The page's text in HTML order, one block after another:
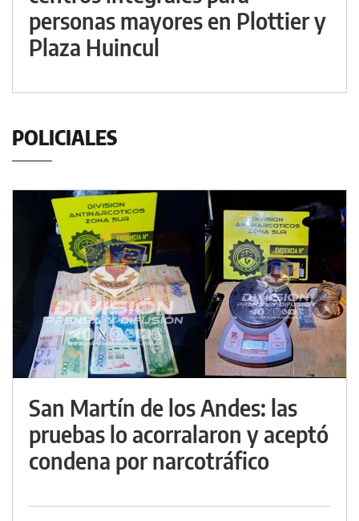
personas mayores en Plottier y
Plaza Huincul
POLICIALES
San Martín de los Andes: las
pruebas lo acorralaron y aceptó
condena por narcotráfico